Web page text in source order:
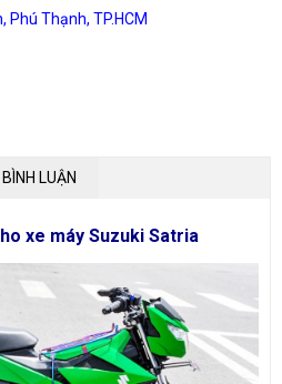
Phú Thạnh, TP.HCM
BÌNH LUẬN
xe máy Suzuki Satria